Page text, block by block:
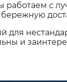
работаем с
для
и